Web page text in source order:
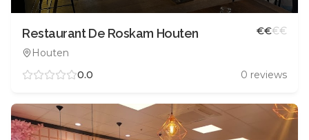
Restaurant De Roskam Houten
Houten
€€€€
0.0 0 reviews